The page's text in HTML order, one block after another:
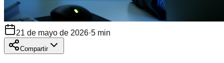
21 de mayo de 2026·5 min
Compartir